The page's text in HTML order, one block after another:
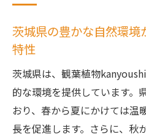
茨城県の気候が観
気候を活かした観
地域特有の気候と
茨城県の季節ごと
茨城県の豊かな自然環境
特性
茨城県は、観葉植物
的な環境を提供しています。
おり、春から夏にかけては温
長を促進します。さらに、秋